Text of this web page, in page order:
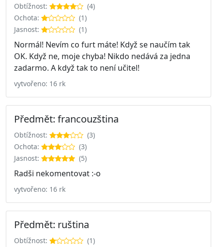
Obtížnost:
(4)
Ochota:
(1)
Jasnost:
(1)
Normál! Nevím co furt máte! Když se naučím tak
OK. Když ne, moje chyba! Nikdo nedává za jedna
zadarmo. A když tak to není učitel!
vytvořeno: 16 rk
Předmět: francouzština
Obtížnost:
(3)
Ochota:
(3)
Jasnost:
(5)
Radši nekomentovat :-o
vytvořeno: 16 rk
Předmět: ruština
Obtížnost:
(1)